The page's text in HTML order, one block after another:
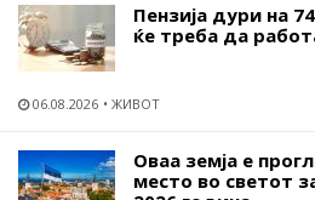
Пензија дури на
ќе треба да
06.08.2026 ЖИВОТ
Оваа земја е
место во светот